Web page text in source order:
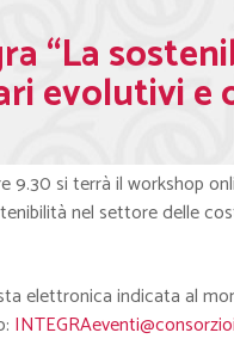
“La
evolutivi e
9.30 si terrà il workshop
nel settore delle
elettronica indicata al